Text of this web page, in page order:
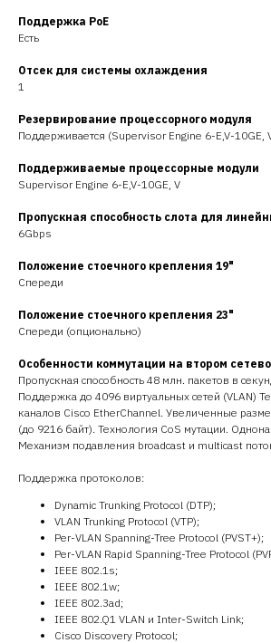
Поддержка PoE
Есть
Отсек для системы охлаждения
1
Резервирование процессорного модуля
Поддерживается (Supervisor Engine 6-E,V-10GE,
Поддерживаемые процессорные модули
Supervisor Engine 6-E,V-10GE, V
Пропускная способность слота для
6Gbps
Положение стоечного крепления 19"
Спереди
Положение стоечного крепления 23"
Спереди (опционально)
Особенности коммутации на втором
Пропускная способность 48 млн. пакетов в
Поддержка до 4096 виртуальных сетей (VLAN)
каналов Cisco EtherChannel. Увеличенные
(до 9216 байт). Технология CoS мутации.
Механизм подавления broadcast и multicast
Поддержка протоколов:
Dynamic Trunking Protocol (DTP);
VLAN Trunking Protocol (VTP);
Per-VLAN Spanning-Tree Protocol (PVST+);
Per-VLAN Rapid Spanning-Tree Protocol
IEEE 802.1s;
IEEE 802.1w;
IEEE 802.3ad;
IEEE 802.Q1 VLAN и Inter-Switch Link;
Cisco Discovery Protocol;